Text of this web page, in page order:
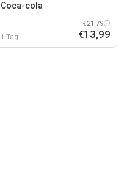
Coca-cola
1 Tag
€21,79
€13,99